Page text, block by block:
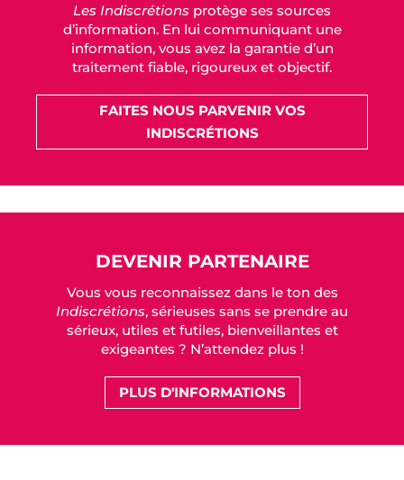
Les Indiscrétions protège ses sources
d’information. En lui communiquant une
information, vous avez la garantie d’un
traitement fiable, rigoureux et objectif.
FAITES NOUS PARVENIR VOS
INDISCRÉTIONS
DEVENIR PARTENAIRE
Vous vous reconnaissez dans le ton des
Indiscrétions, sérieuses sans se prendre au
sérieux, utiles et futiles, bienveillantes et
exigeantes ? N’attendez plus !
PLUS D'INFORMATIONS